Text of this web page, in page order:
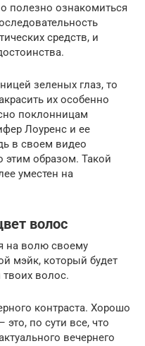
полезно ознакомиться
средств, и
зеленых глаз, то
их особенно
поклонницам
Лоуренс и ее
в своем видео
этим образом. Такой
уместен на
волос
на волю своему
мэйк, который будет
волос.
контраста. Хорошо
по сути все, что
вечернего